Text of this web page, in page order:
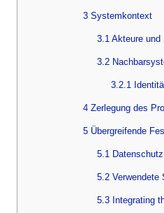
3 Systemkontext
3.1 Akteure und
3.2
3.2.1
4 Zerlegung des
5 Übergreifende
5.1
5.2 Verwendete
5.3 Integrating